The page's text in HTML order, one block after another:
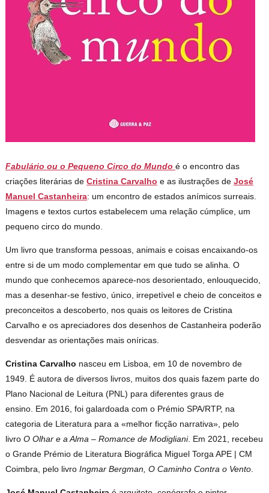
Fabulário ou o Pequeno Circo do Mundoé o encontro das
criações literárias deCristina Carvalho e as ilustrações deJosé
Manuel Castanheira: um encontro de estados anímicos surreais.
Imagens e textos curtos estabelecem uma relação cúmplice, um
pequeno circo do mundo.
Um livro que transforma pessoas, animais e coisas encaixando-os
entre si de um modo complementar em que tudo se alinha. O
mundo que conhecemos aparece-nos desorientado, enlouquecido,
mas a desenhar-se festivo, único, irrepetível e cheio de conceitos e
preconceitos a descoberto, nos quais os leitores de Cristina
Carvalho e os apreciadores dos desenhos de Castanheira poderão
desvendar as orientações mais oníricas.
Cristina Carvalho nasceu em Lisboa, em 10 de novembro de
1949. É autora de diversos livros, muitos dos quais fazem parte do
Plano Nacional de Leitura (PNL) para diferentes graus de
ensino. Em 2016, foi galardoada com o Prémio SPA/RTP, na
categoria de Literatura para a «melhor ficção narrativa», pelo
livroO Olhar e a Alma – Romance de Modigliani. Em 2021, recebeu
o Grande Prémio de Literatura Biográfica Miguel Torga APE | CM
Coimbra, pelo livroIngmar Bergman, O Caminho Contra o Vento.